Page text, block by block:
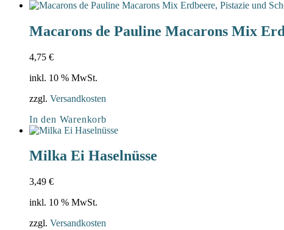
Macarons de Pauline Macarons Mix
4,75 €
inkl. 10 % MwSt.
zzgl. Versandkosten
In den Warenkorb
Milka Ei Haselnüsse
3,49 €
inkl. 10 % MwSt.
zzgl. Versandkosten